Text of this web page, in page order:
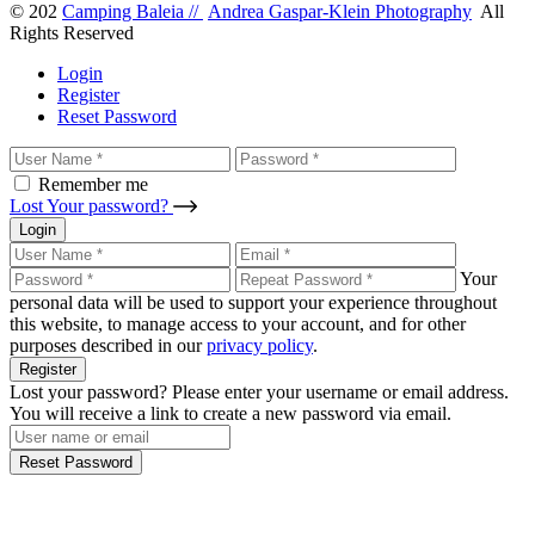
© 202 Camping Baleia // Andrea Gaspar-Klein Photography All
Rights Reserved
Login
Register
Reset Password
Remember me
Lost Your password?
Login
Your
personal data will be used to support your experience throughout
this website, to manage access to your account, and for other
purposes described in ourprivacy policy.
Register
Lost your password? Please enter your username or email address.
You will receive a link to create a new password via email.
Reset Password